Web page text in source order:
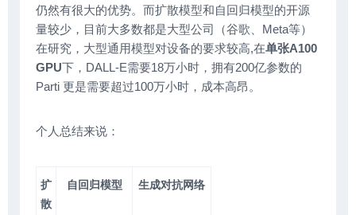
仍然有很大的优势。而扩散模型和自回归模型的开源
量较少，目前大多数都是大型公司（谷歌、Meta等）
在研究，大型通用模型对设备的要求较高,在单张A100
GPU下，DALL-E需要18万小时，拥有200亿参数的
Parti 更是需要超过100万小时，成本高昂。
个人总结来说：
扩
散
自回归模型 生成对抗网络